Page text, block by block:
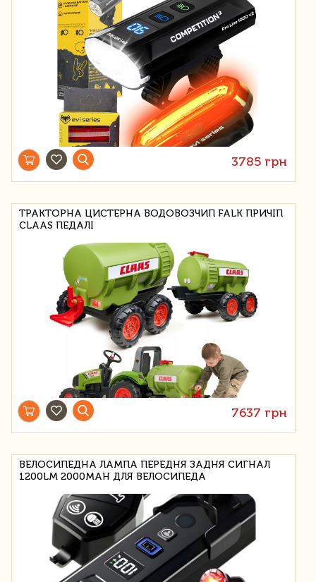
3785 грн
ТРАКТОРНА ЦИСТЕРНА ВОДОВОЗЧИП FALK ПРИЧІП
CLAAS ПЕДАЛІ
7637 грн
ВЕЛОСИПЕДНА ЛАМПА ПЕРЕДНЯ ЗАДНЯ СИГНАЛ
1200LM 2000MAH ДЛЯ ВЕЛОСИПЕДА